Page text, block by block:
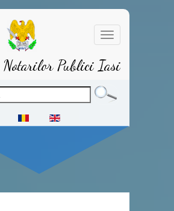
Toggle
Notarilor Publici Iasi